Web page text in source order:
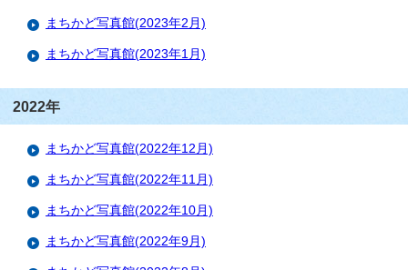
まちかど写真館(2023年2月)
まちかど写真館(2023年1月)
2022年
まちかど写真館(2022年12月)
まちかど写真館(2022年11月)
まちかど写真館(2022年10月)
まちかど写真館(2022年9月)